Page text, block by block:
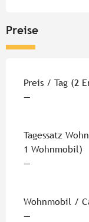
Preise
Preise 2026
Preis / Tag (2
—
Tagessatz
1 Wohnmobil)
—
Wohnmobil /
—